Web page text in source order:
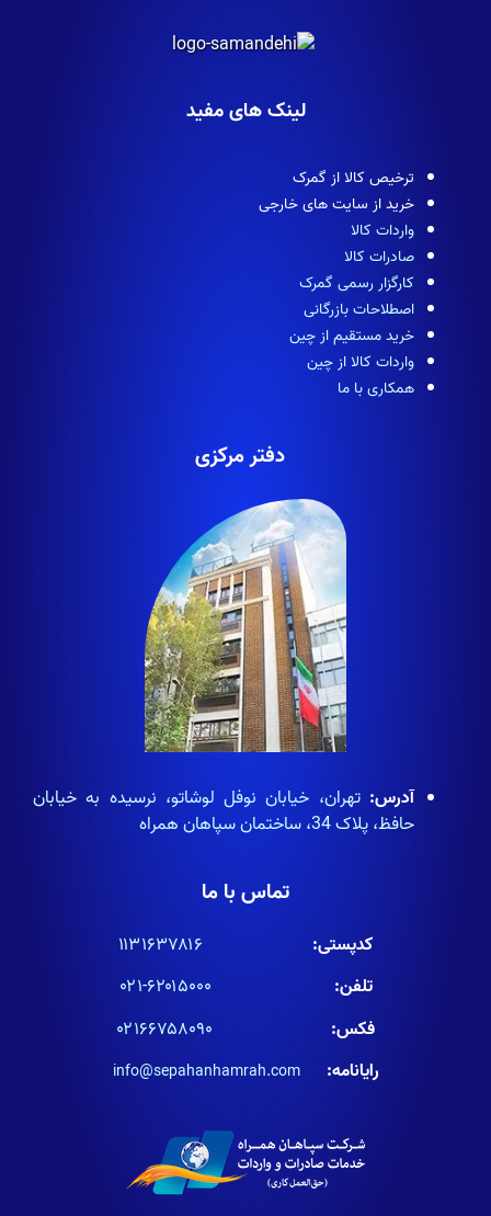
لینک های مفید
ترخیص کالا از گمرک
خرید از سایت های خارجی
واردات کالا
صادرات کالا
کارگزار رسمی گمرک
اصطلاحات بازرگانی
خرید مستقیم از چین
واردات کالا از چین
همکاری با ما
دفتر مرکزی
آدرس: تهران، خیابان نوفل لوشاتو، نرسیده به خیابان
حافظ، پلاک 34، ساختمان سپاهان همراه
تماس با ما
کدپستی:
۱۱۳۱۶۳۷۸۱۶
تلفن:
۶۲۰۱۵۰۰۰-۰۲۱
فکس:
۰۲۱۶۶۷۵۸۰۹۰
رایانامه:
info@sepahanhamrah.com